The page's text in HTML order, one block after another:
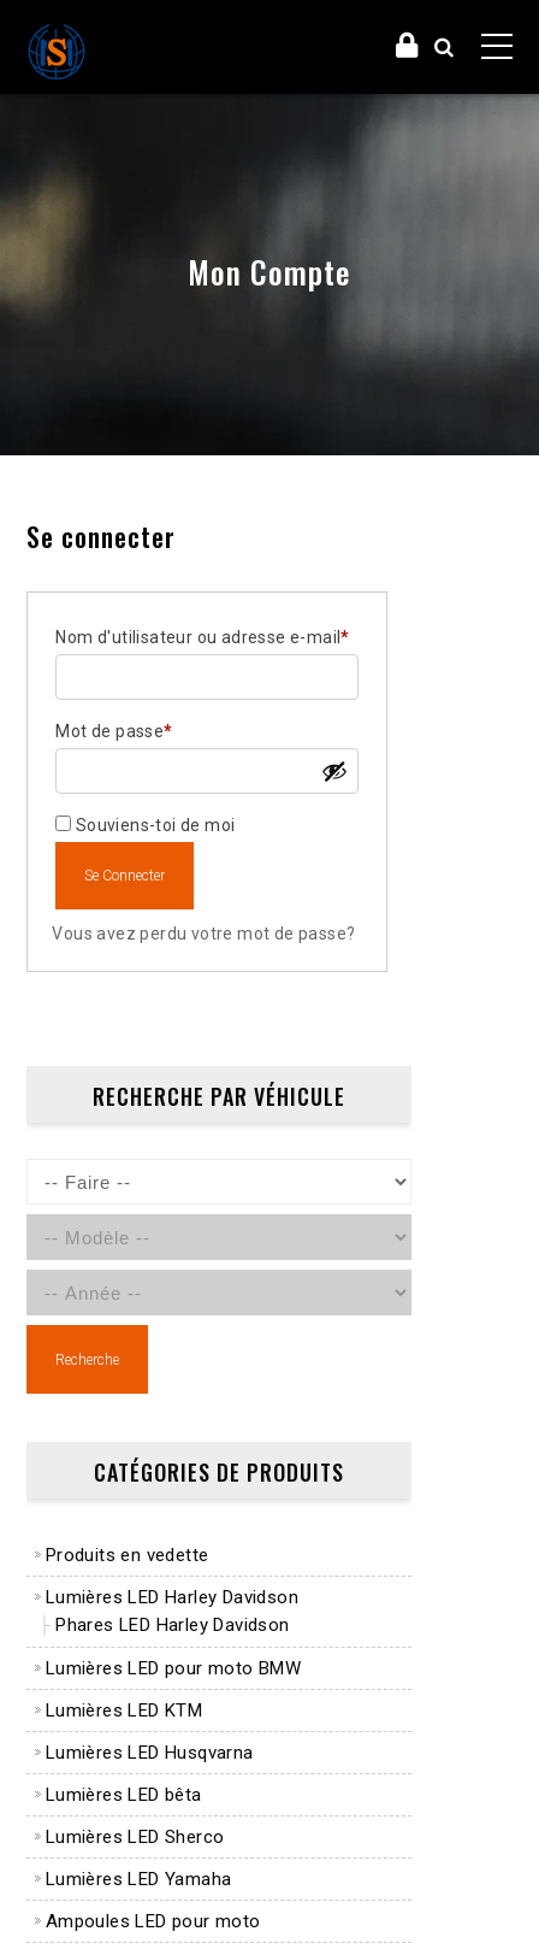
Mon Compte
Se connecter
Nom d'utilisateur ou adresse e-mail*Requis
Mot de passe*Requis
Souviens-toi de moi
Se Connecter
Vous avez perdu votre mot de passe?
RECHERCHE PAR VÉHICULE
Recherche
CATÉGORIES DE PRODUITS
Produits en vedette
Lumières LED Harley Davidson
Phares LED Harley Davidson
Lumières LED pour moto BMW
Lumières LED KTM
Lumières LED Husqvarna
Lumières LED bêta
Lumières LED Sherco
Lumières LED Yamaha
Ampoules LED pour moto